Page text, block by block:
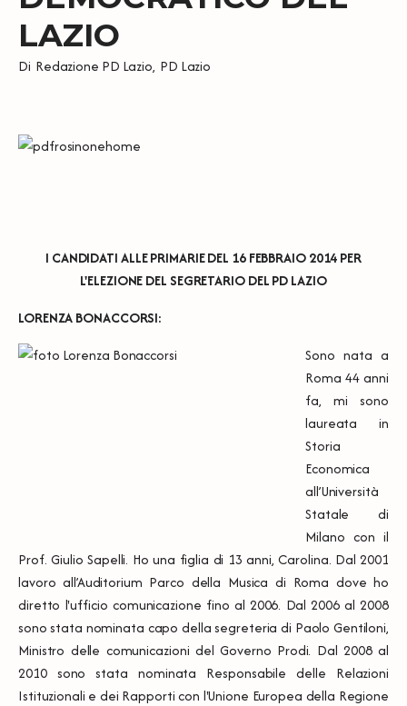
LAZIO
Di Redazione PD Lazio, PD Lazio
I CANDIDATI ALLE PRIMARIE DEL 16 FEBBRAIO 2014 PER
L'ELEZIONE DEL SEGRETARIO DEL PD LAZIO
LORENZA BONACCORSI:
Sono nata a
Roma 44 anni
fa, mi sono
laureata in
Storia
Economica
all’Università
Statale di
Milano con il
Prof. Giulio Sapelli. Ho una figlia di 13 anni, Carolina. Dal 2001
lavoro all’Auditorium Parco della Musica di Roma dove ho
diretto l'ufficio comunicazione fino al 2006. Dal 2006 al 2008
sono stata nominata capo della segreteria di Paolo Gentiloni,
Ministro delle comunicazioni del Governo Prodi. Dal 2008 al
2010 sono stata nominata Responsabile delle Relazioni
Istituzionali e dei Rapporti con l'Unione Europea della Regione